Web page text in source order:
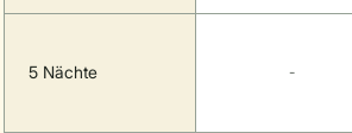
5 Nächte -